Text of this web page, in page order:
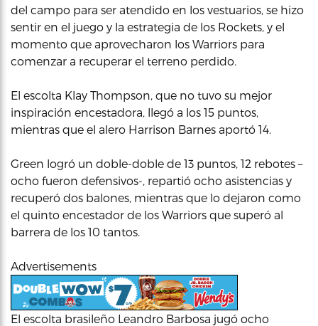
del campo para ser atendido en los vestuarios, se hizo
sentir en el juego y la estrategia de los Rockets, y el
momento que aprovecharon los Warriors para
comenzar a recuperar el terreno perdido.
El escolta Klay Thompson, que no tuvo su mejor
inspiración encestadora, llegó a los 15 puntos,
mientras que el alero Harrison Barnes aportó 14.
Green logró un doble-doble de 13 puntos, 12 rebotes –
ocho fueron defensivos-, repartió ocho asistencias y
recuperó dos balones, mientras que lo dejaron como
el quinto encestador de los Warriors que superó al
barrera de los 10 tantos.
Advertisements
El escolta brasileño Leandro Barbosa jugó ocho